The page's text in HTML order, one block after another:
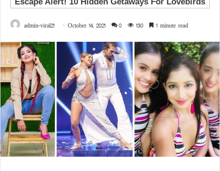
admin-viral21 October 14, 2021 0 130 1 minute read